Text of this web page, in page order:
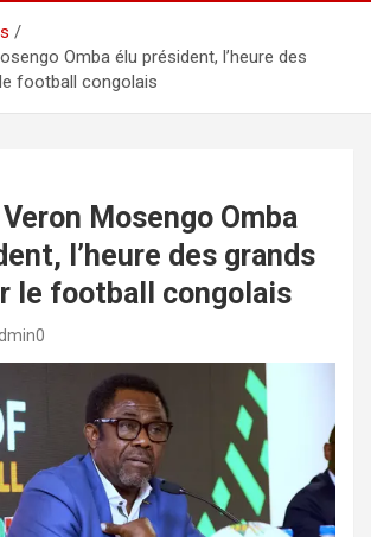
Omba élu président, l’heure des
football congolais
Veron Mosengo Omba
l’heure des grands
le football congolais